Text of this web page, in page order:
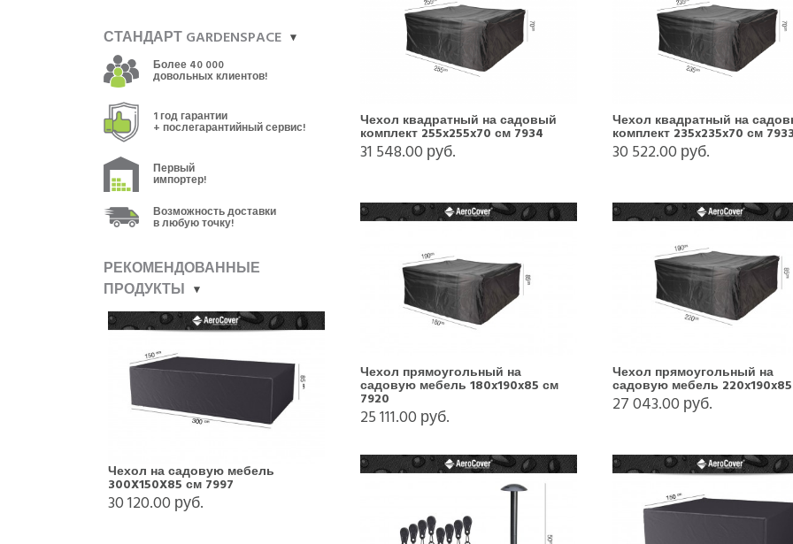
СТАНДАРТ GARDENSPACE
Более 40 000
довольных клиентов!
1 год гарантии
+ послегарантийный сервис!
Первый
импортер!
Возможность доставки
в любую точку!
РЕКОМЕНДОВАННЫЕ
ПРОДУКТЫ
Чехол на садовую мебель
300X150X85 см 7997
30 120.00 руб.
Чехол квадратный на садовый
комплект 255x255x70 см 7934
31 548.00 руб.
Чехол квадратный на
комплект 235x235x70 см
30 522.00 руб.
Чехол прямоугольный на
садовую мебель 180x190x85 см
7920
25 111.00 руб.
Чехол прямоугольный на
садовую мебель 220x190x85
27 043.00 руб.